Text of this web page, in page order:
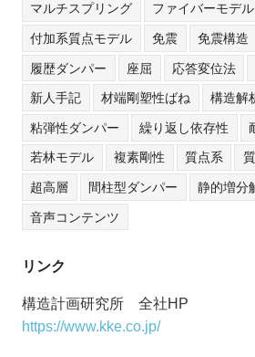
マルチスプリング ファイバーモデル
付加系質点モデル 免震 免震構造
履歴ダンパー 座屈 応答変位法
新人手記 材端剛塑性ばね 構造解
粘弾性ダンパー 繰り返し依存性
若林モデル 複素剛性 質点系
超高層 間柱型ダンパー 静的増分
音声コンテンツ
リンク
構造計画研究所 全社HP
https://www.kke.co.jp/